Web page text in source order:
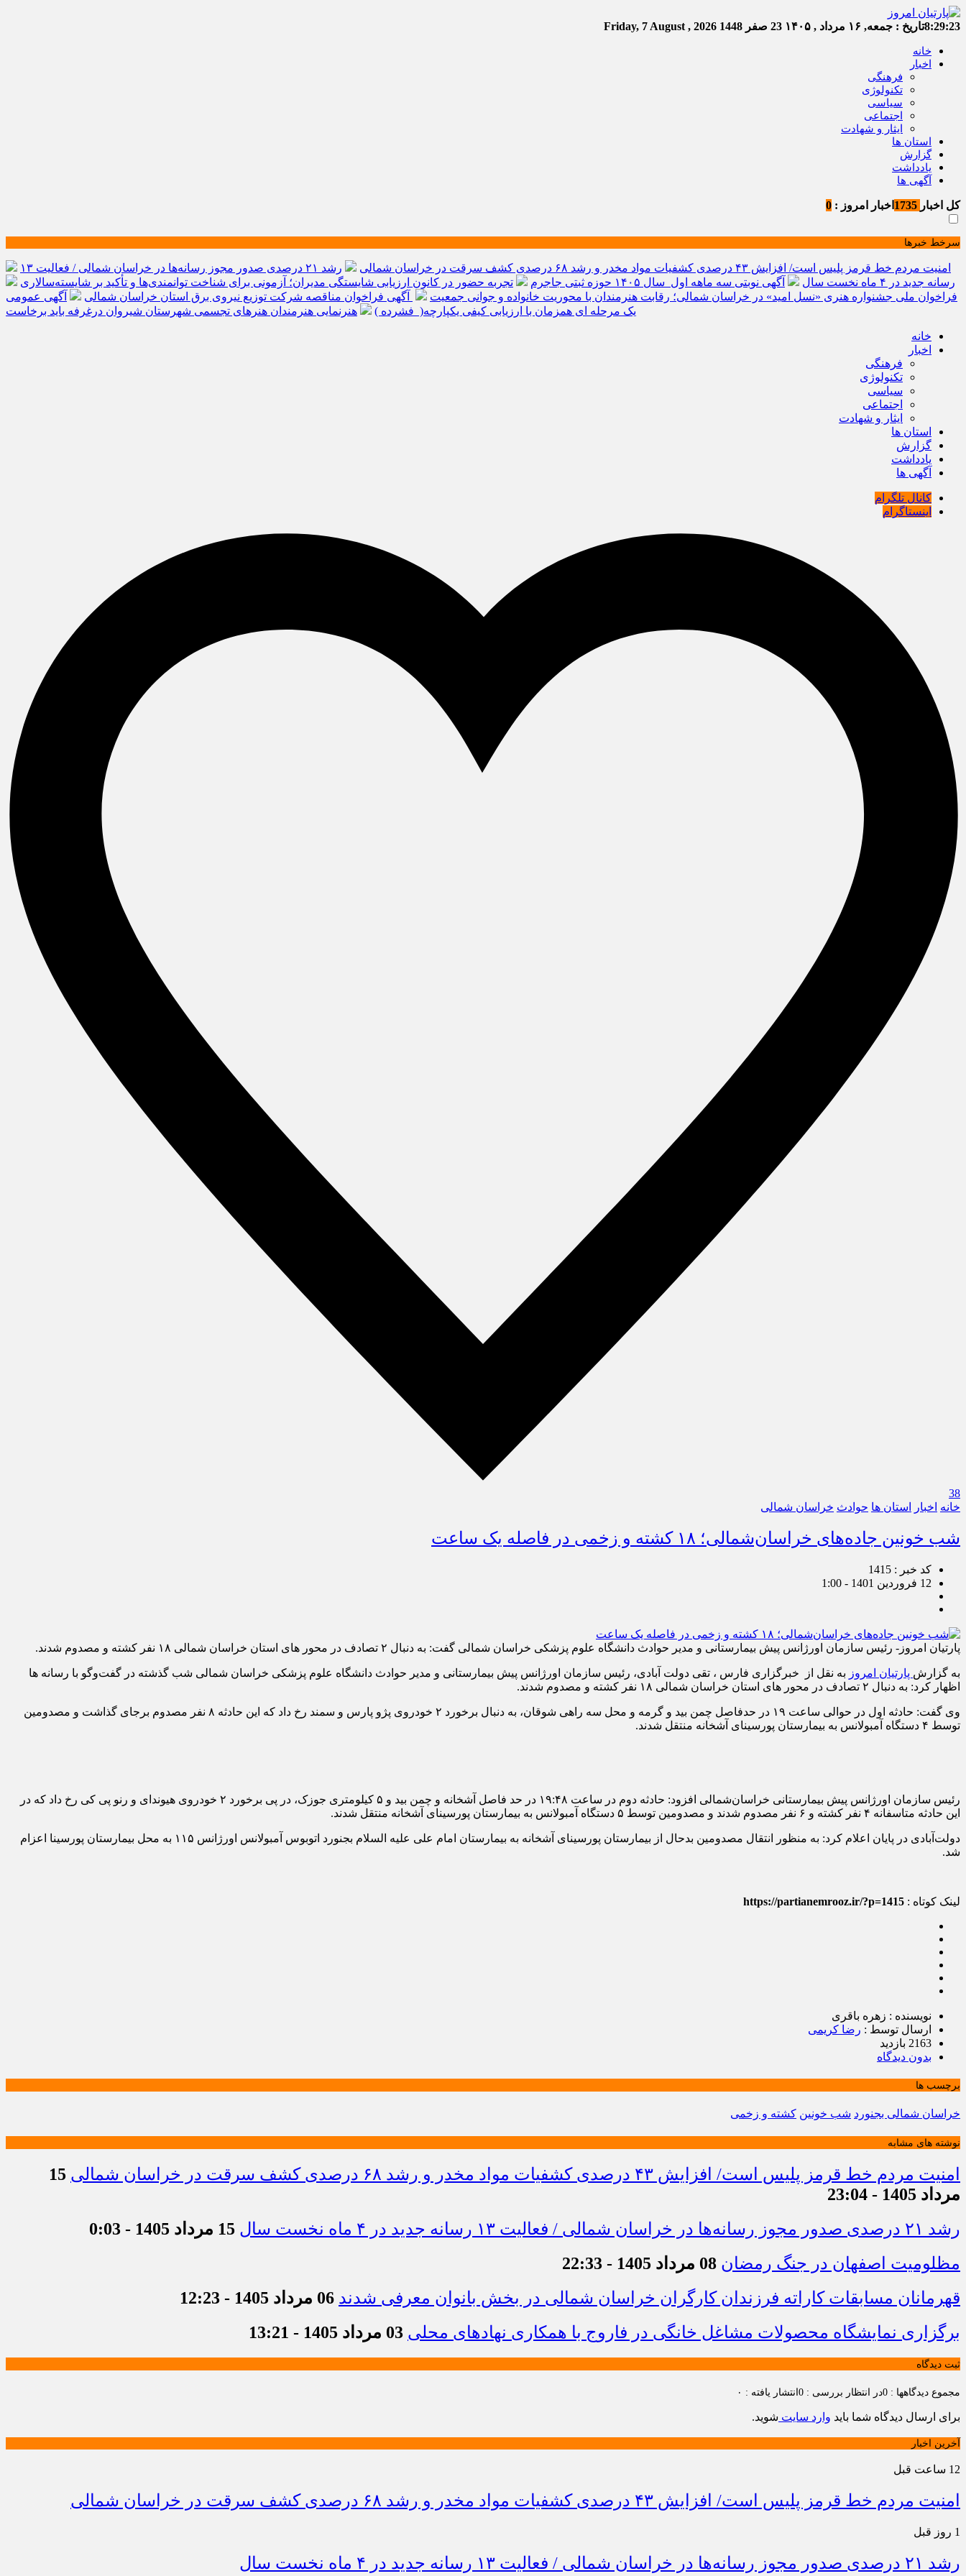
8:29:24تاریخ : جمعه, ۱۶ مرداد , ۱۴۰۵ 23 صفر 1448
خانه
اخبار
فرهنگی
تکنولوژی
سیاسی
اجتماعی
ایثار و شهادت
استان ها
گزارش
یادداشت
آگهی ها
کل اخبار اخبار امروز : 0
سرخط خبرها
امنیت مردم خط قرمز پلیس است/ افزایش ۴۳ درصدی کشفیات مواد مخدر و رشد ۶۸ درصدی کشف سرقت در خراسان شمالی
رشد ۲۱ درصدی صدور مجوز رسانه‌ها در خراسان شمالی / فعالیت ۱۳
رسانه جدید در ۴ ماه نخست سال
آگهی نوبتی سه ماهه اول سال ۱۴۰۵ حوزه ثبتی جاجرم
تجربه حضور در کانون ارزیابی شایستگی مدیران؛ آزمونی برای شناخت توانمندی‌ها و تأکید بر شایسته‌سالاری
فراخوان ملی جشنواره هنری «نسل امید» در خراسان شمالی؛ رقابت هنرمندان با محوریت خانواده و جوانی جمعیت
آگهی فراخوان مناقصه شرکت توزیع نیروی برق استان خراسان شمالی
آگهی عمومی
یک مرحله ای همزمان با ارزیابی کیفی یکپارچه( فشرده )
هنرنمایی هنرمندان هنرهای تجسمی شهرستان شیروان درغرفه باید برخاست
خانه
اخبار
فرهنگی
تکنولوژی
سیاسی
اجتماعی
ایثار و شهادت
استان ها
گزارش
یادداشت
آگهی ها
کانال تلگرام
اینستاگرام
38
خانه اخبار استان ها حوادث خراسان شمالی
شب خونین جاده‌های خراسان‌شمالی؛ ۱۸ کشته و زخمی در فاصله یک ساعت
کد خبر : 1415
12 فروردین 1401 - 1:00
پارتیان امروز- رئیس سازمان اورژانس پیش بیمارستانی و مدیر حوادث دانشگاه علوم پزشکی خراسان شمالی گفت: به دنبال ۲ تصادف در محور های استان خراسان شمالی ۱۸ نفر کشته و مصدوم شدند.
به گزارش پارتیان امروز به نقل از خبرگزاری فارس ، تقی دولت آبادی، رئیس سازمان اورژانس پیش بیمارستانی و مدیر حوادث دانشگاه علوم پزشکی خراسان شمالی شب گذشته در گفت‌وگو با رسانه ها
اظهار کرد: به دنبال ۲ تصادف در محور های استان خراسان شمالی ۱۸ نفر کشته و مصدوم شدند.
وی گفت: حادثه اول در حوالی ساعت ۱۹ در حدفاصل چمن بید و گرمه و محل سه راهی شوقان، به دنبال برخورد ۲ خودروی پژو پارس و سمند رخ داد که این حادثه ۸ نفر مصدوم برجای گذاشت و مصدومین
توسط ۴ دستگاه آمبولانس به بیمارستان پورسینای آشخانه منتقل شدند.
رئیس سازمان اورژانس پیش بیمارستانی خراسان‌شمالی افزود: حادثه دوم در ساعت ۱۹:۴۸ در حد فاصل آشخانه و چمن بید و ۵ کیلومتری جوزک، در پی برخورد ۲ خودروی هیوندای و رنو پی کی رخ داد که در
این حادثه متاسفانه ۴ نفر کشته و ۶ نفر مصدوم شدند و مصدومین توسط ۵ دستگاه آمبولانس به بیمارستان پورسینای آشخانه منتقل شدند.
دولت‌آبادی در پایان اعلام کرد: به منظور انتقال مصدومین بدحال از بیمارستان پورسینای آشخانه به بیمارستان امام علی علیه السلام بجنورد اتوبوس آمبولانس اورژانس ۱۱۵ به محل بیمارستان پورسینا اعزام
شد.
لینک کوتاه : https://partianemrooz.ir/?p=1415
نویسنده : زهره باقری
ارسال توسط : رضا کریمی
2163 بازدید
بدون دیدگاه
برچسب ها
خراسان شمالی بجنورد شب خونین کشته و زخمی
نوشته های مشابه
امنیت مردم خط قرمز پلیس است/ افزایش ۴۳ درصدی کشفیات مواد مخدر و رشد ۶۸ درصدی کشف سرقت در خراسان شمالی
15
مرداد 1405 - 23:04
رشد ۲۱ درصدی صدور مجوز رسانه‌ها در خراسان شمالی / فعالیت ۱۳ رسانه جدید در ۴ ماه نخست سال
15 مرداد 1405 - 0:03
مظلومیت اصفهان در جنگ رمضان 08 مرداد 1405 - 22:33
قهرمانان مسابقات کاراته فرزندان کارگران خراسان شمالی در بخش بانوان معرفی شدند 06 مرداد 1405 - 12:23
برگزاری نمایشگاه محصولات مشاغل خانگی در فاروج با همکاری نهادهای محلی 03 مرداد 1405 - 13:21
ثبت دیدگاه
مجموع دیدگاهها : 0 در انتظار بررسی : 0 انتشار یافته : ۰
برای ارسال دیدگاه شما باید وارد سایت شوید.
آخرین اخبار
12 ساعت قبل
امنیت مردم خط قرمز پلیس است/ افزایش ۴۳ درصدی کشفیات مواد مخدر و رشد ۶۸ درصدی کشف سرقت در خراسان شمالی
1 روز قبل
رشد ۲۱ درصدی صدور مجوز رسانه‌ها در خراسان شمالی / فعالیت ۱۳ رسانه جدید در ۴ ماه نخست سال